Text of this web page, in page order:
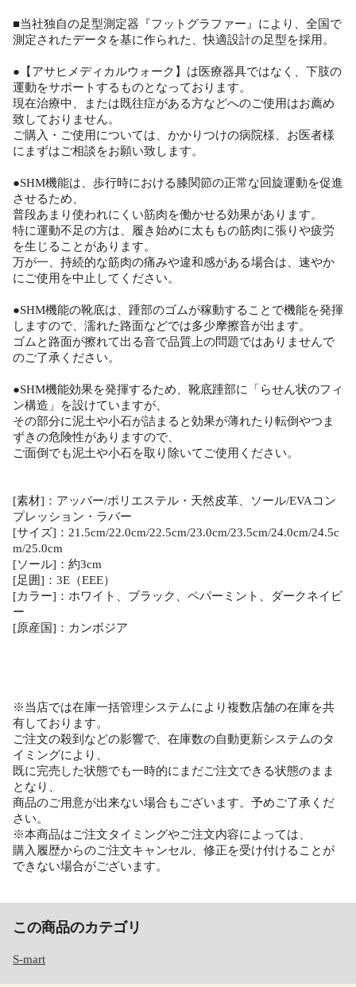
■当社独自の足型測定器『フットグラファー』により、全国で
測定されたデータを基に作られた、快適設計の足型を採用。
●【アサヒメディカルウォーク】は医療器具ではなく、下肢の
運動をサポートするものとなっております。
現在治療中、または既往症がある方などへのご使用はお薦め
致しておりません。
ご購入・ご使用については、かかりつけの病院様、お医者様
にまずはご相談をお願い致します。
●SHM機能は、歩行時における膝関節の正常な回旋運動を促進
させるため、
普段あまり使われにくい筋肉を働かせる効果があります。
特に運動不足の方は、履き始めに太ももの筋肉に張りや疲労
を生じることがあります。
万が一、持続的な筋肉の痛みや違和感がある場合は、速やか
にご使用を中止してください。
●SHM機能の靴底は、踵部のゴムが稼動することで機能を発揮
しますので、濡れた路面などでは多少摩擦音が出ます。
ゴムと路面が擦れて出る音で品質上の問題ではありませんで
のご了承ください。
●SHM機能効果を発揮するため、靴底踵部に「らせん状のフィ
ン構造」を設けていますが、
その部分に泥土や小石が詰まると効果が薄れたり転倒やつま
ずきの危険性がありますので、
ご面倒でも泥土や小石を取り除いてご使用ください。
[素材]：アッパー/ポリエステル・天然皮革、ソール/EVAコン
プレッション・ラバー
[サイズ]：21.5cm/22.0cm/22.5cm/23.0cm/23.5cm/24.0cm/24.5c
m/25.0cm
[ソール]：約3cm
[足囲]：3E（EEE）
[カラー]：ホワイト、ブラック、ペパーミント、ダークネイビ
ー
[原産国]：カンボジア
※当店では在庫一括管理システムにより複数店舗の在庫を共
有しております。
ご注文の殺到などの影響で、在庫数の自動更新システムのタ
イミングにより、
既に完売した状態でも一時的にまだご注文できる状態のまま
となり、
商品のご用意が出来ない場合もございます。予めご了承くだ
さい。
※本商品はご注文タイミングやご注文内容によっては、
購入履歴からのご注文キャンセル、修正を受け付けることが
できない場合がございます。
この商品のカテゴリ
S-mart